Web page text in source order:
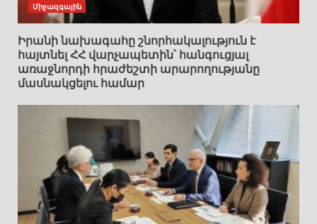
Միջազգային
Իրանի նախագահը շնորհակալություն է
հայտնել ՀՀ վարչապետին՝ հանգուցյալ
առաջնորդի հրաժեշտի արարողությանը
մասնակցելու համար